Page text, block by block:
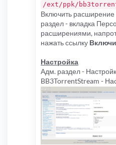
/ext/ppk/
Включить
раздел - вкладка
расширениями,
нажать ссылку
Настройка
Адм. раздел -
BB3TorrentStream -